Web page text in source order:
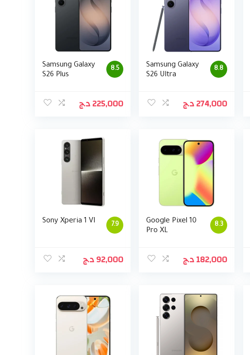
8.5
Samsung Galaxy
S26 Plus
225,000د.ج
8.8
Samsung Galaxy
S26 Ultra
274,000د.ج
7.9
Sony Xperia 1 VI
92,000د.ج
8.3
Google Pixel 10
Pro XL
182,000د.ج